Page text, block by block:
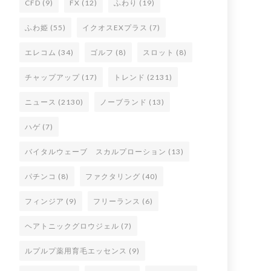
CFD (9) FX (12) ふわり (19)
ふわ姫 (55) イクオスEXプラス (7)
エレコム (34) ゴルフ (8) スロット (8)
チャップアップ (17) トレンド (2131)
ニュース (2130) ノーブランド (13)
ハゲ (7)
バイタルウェーブ スカルプローション (13)
パチンコ (8) ファクタリング (40)
フィンジア (9) フリーランス (6)
ヘアトニックグロウジェル (7)
ルプルプ薬用育毛エッセンス (9)